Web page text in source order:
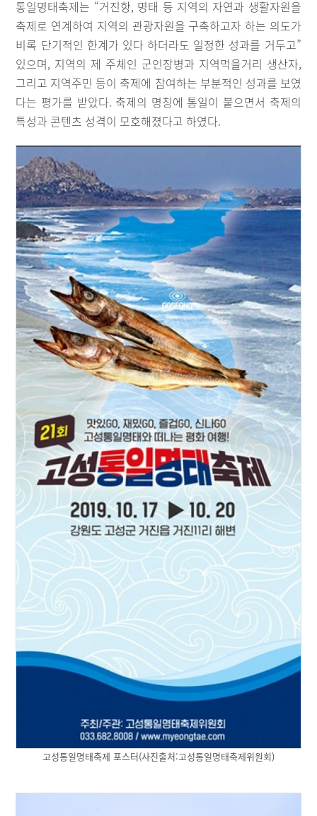
통일명태축제는 “거진항, 명태 등 지역의 자연과 생활자원을
축제로 연계하여 지역의 관광자원을 구축하고자 하는 의도가
비록 단기적인 한계가 있다 하더라도 일정한 성과를 거두고”
있으며, 지역의 제 주체인 군인장병과 지역먹을거리 생산자,
그리고 지역주민 등이 축제에 참여하는 부분적인 성과를 보였
다는 평가를 받았다. 축제의 명칭에 통일이 붙으면서 축제의
특성과 콘텐츠 성격이 모호해졌다고 하였다.
고성통일명태축제 포스터(사진출처:고성통일명태축제위원회)